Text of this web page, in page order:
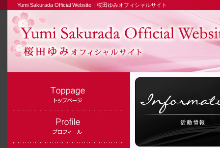
Yumi Sakurada Official Website｜桜田ゆみオフィシャルサイト